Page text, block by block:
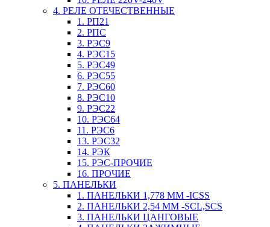
4. РЕЛЕ ОТЕЧЕСТВЕННЫЕ
1. РП21
2. РПС
3. РЭС9
4. РЭС15
5. РЭС49
6. РЭС55
7. РЭС60
8. РЭС10
9. РЭС22
10. РЭС64
11. РЭС6
13. РЭС32
14. РЭК
15. РЭС-ПРОЧИЕ
16. ПРОЧИЕ
5. ПАНЕЛЬКИ
1. ПАНЕЛЬКИ 1,778 ММ -ICSS
2. ПАНЕЛЬКИ 2,54 ММ -SCL,SCS
3. ПАНЕЛЬКИ ЦАНГОВЫЕ